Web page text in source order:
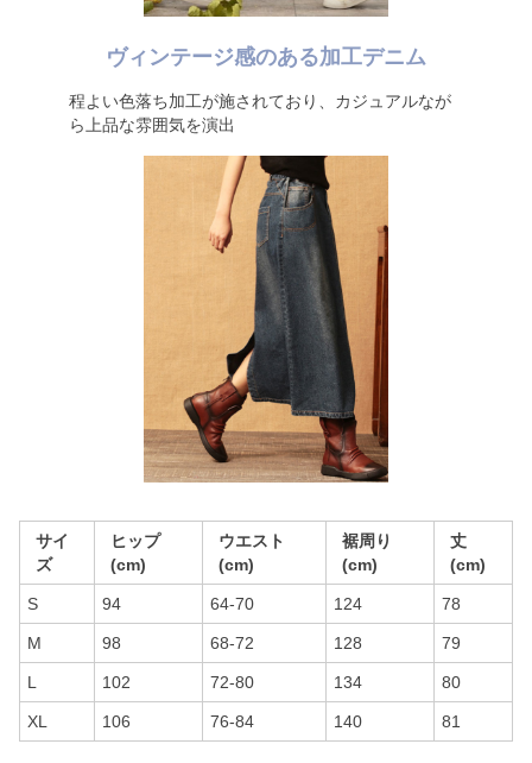
ヴィンテージ感のある加工デニム
程よい色落ち加工が施されており、カジュアルなが
ら上品な雰囲気を演出
サイ
ズ
ヒップ
(cm)
ウエスト
(cm)
裾周り
(cm)
丈
(cm)
S 94 64-70 124 78
M 98 68-72 128 79
L 102 72-80 134 80
XL 106 76-84 140 81